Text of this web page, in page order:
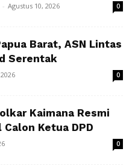
- Agustus 10, 2026 0
Barat, ASN Lintas
Serentak
0
Kaimana Resmi
Ketua DPD
0